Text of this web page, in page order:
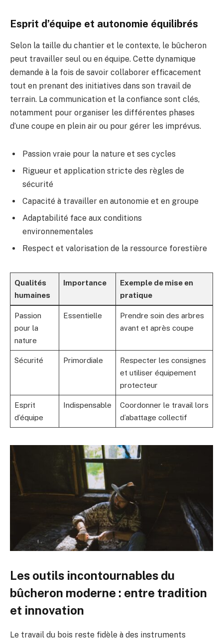
Esprit d’équipe et autonomie équilibrés
Selon la taille du chantier et le contexte, le bûcheron
peut travailler seul ou en équipe. Cette dynamique
demande à la fois de savoir collaborer efficacement
tout en prenant des initiatives dans son travail de
terrain. La communication et la confiance sont clés,
notamment pour organiser les différentes phases
d’une coupe en plein air ou pour gérer les imprévus.
Passion vraie pour la nature et ses cycles
Rigueur et application stricte des règles de
sécurité
Capacité à travailler en autonomie et en groupe
Adaptabilité face aux conditions
environnementales
Respect et valorisation de la ressource forestière
Qualités
humaines
Importance
Exemple de mise en
pratique
Passion
pour la
nature
Essentielle
Prendre soin des arbres
avant et après coupe
Sécurité Primordiale
Respecter les consignes
et utiliser équipement
protecteur
Esprit
d’équipe
Indispensable
Coordonner le travail lors
d’abattage collectif
Les outils incontournables du
bûcheron moderne : entre tradition
et innovation
Le travail du bois reste fidèle à des instruments